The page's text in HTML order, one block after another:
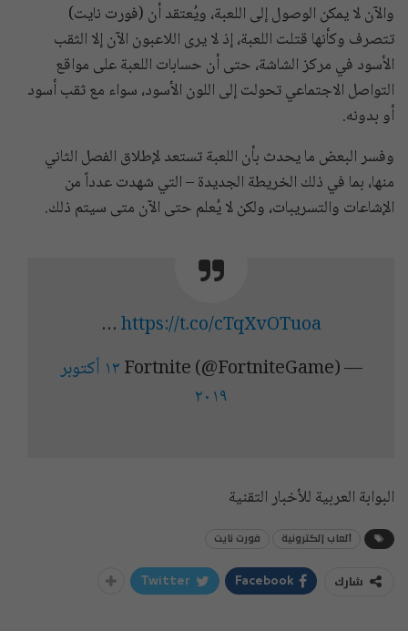
والآن لا يمكن الوصول إلى اللعبة، ويُعتقد أن (فورت نايت)
تتصرف وكأنها قتلت اللعبة، إذ لا يرى اللاعبون الآن إلا الثقب
الأسود في مركز الشاشة، حتى أن حسابات اللعبة على مواقع
التواصل الاجتماعي تحولت إلى اللون الأسود، سواء مع ثقب أسود
أو بدونه.
وفسر البعض ما يحدث بأن اللعبة تستعد لإطلاق الفصل الثاني
منها، بما في ذلك الخريطة الجديدة – التي شهدت عدداً من
الإشاعات والتسريبات، ولكن لا يُعلم حتى الآن متى سيتم ذلك.
…https://t.co/cTqXvOTuoa
— Fortnite (@FortniteGame)
١٣ أكتوبر
٢٠١٩
البوابة العربية للأخبار التقنية
ألعاب إلكترونية فورت نايت
شارك Facebook
Twitter